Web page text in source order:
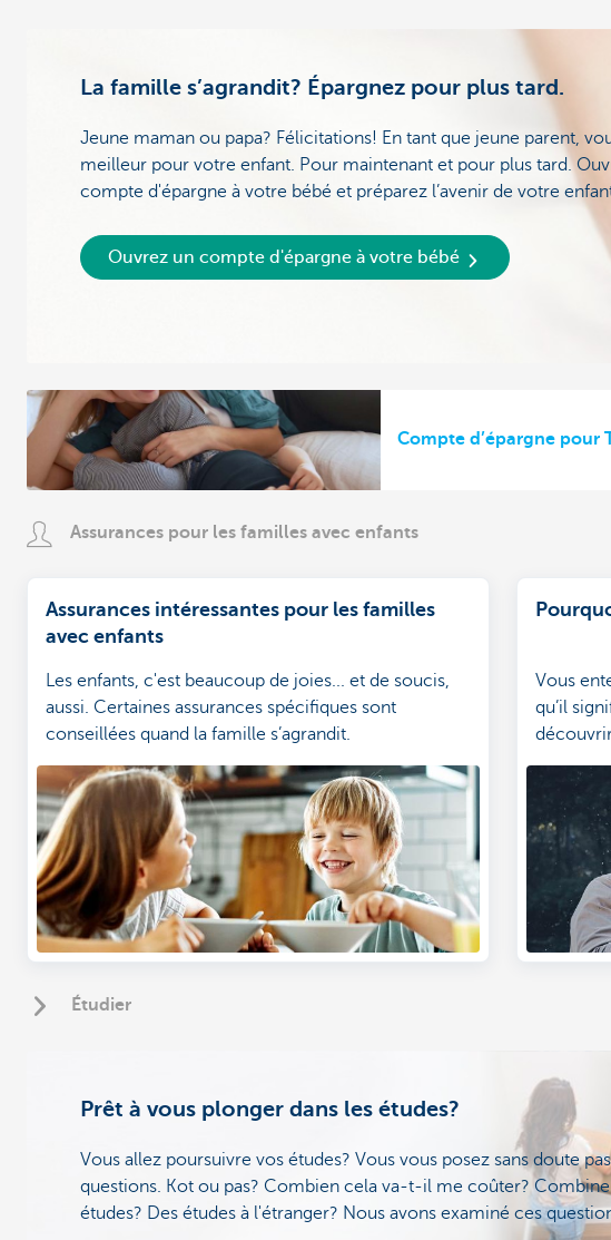
La famille s’agrandit? Épargnez pour plus tard.
Jeune maman ou papa? Félicitations! En tant que jeune parent,
meilleur pour votre enfant. Pour maintenant et pour plus tard.
compte d'épargne à votre bébé et préparez l’avenir de votre
Ouvrez un compte d'épargne à votre bébé
Compte d’épargne pour
Assurances pour les familles avec enfants
Assurances intéressantes pour les familles
avec enfants
Les enfants, c'est beaucoup de joies... et de soucis,
aussi. Certaines assurances spécifiques sont
conseillées quand la famille s’agrandit.
Vous
qu’il
options
ainsi
Étudier
Prêt à vous plonger dans les études?
Vous allez poursuivre vos études? Vous vous posez sans doute
questions. Kot ou pas? Combien cela va-t-il me coûter?
études? Des études à l'étranger? Nous avons examiné ces